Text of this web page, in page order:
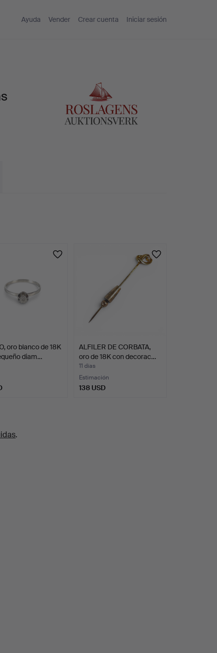
Ayuda Vender Crear cuenta Iniciar sesión
oro blanco de 18K
diam…
ALFILER DE CORBATA,
oro de 18K con decorac…
11 días
Estimación
138 USD
.